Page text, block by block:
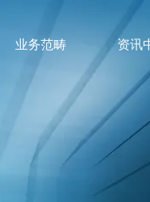
业务范畴 资讯